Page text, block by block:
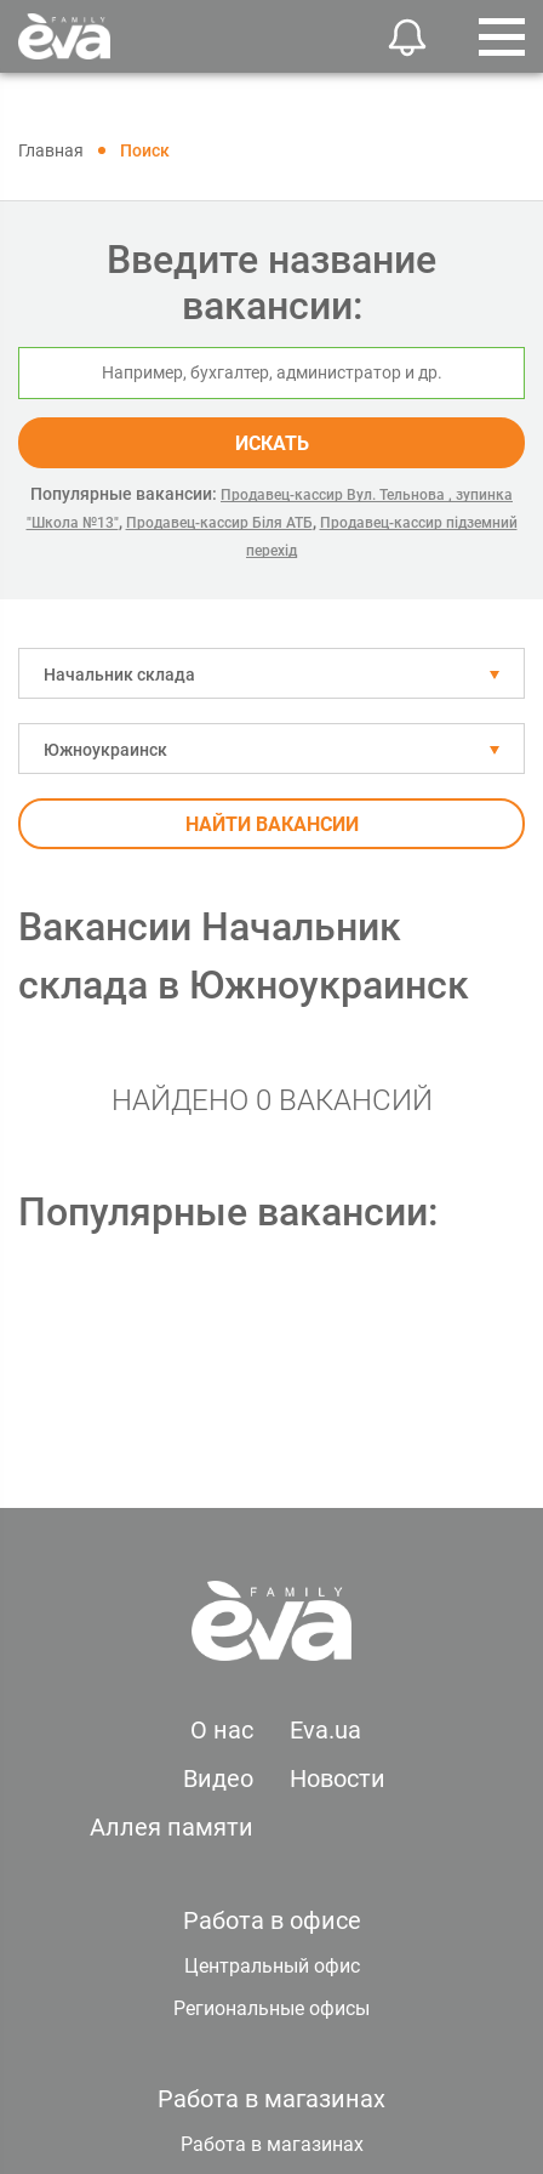
Главная Поиск
Введите название
вакансии:
ИСКАТЬ
Популярные вакансии: Продавец-кассир Вул. Тельнова , зупинка
"Школа №13", Продавец-кассир Біля АТБ, Продавец-кассир підземний
перехід
Начальник склада
Южноукраинск
НАЙТИ ВАКАНСИИ
Вакансии Начальник
склада в Южноукраинск
НАЙДЕНО 0 ВАКАНСИЙ
Популярные вакансии:
О нас
Eva.ua
Видео
Новости
Аллея памяти
Работа в офисе
Центральный офис
Региональные офисы
Работа в магазинах
Работа в магазинах